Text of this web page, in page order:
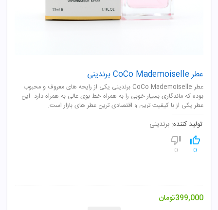
عطر CoCo Mademoiselle برندینی
عطر CoCo Mademoiselle برندینی یکی از رایحه های معروف و محبوب
بوده که ماندگاری بسیار خوبی را به همراه خط بوی عالی به همراه دارد. این
عطر یکی از با کیفیت ترین و اقتصادی ترین عطر های بازار است.
تولید کننده: برندینی
0
0
399,000تومان